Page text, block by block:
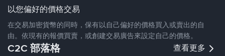
以您偏好的價格交易
在交易加密貨幣的同時，保有以自己偏好的價格買入或賣出的自
由。依現有的報價買賣，或創建交易廣告來設定自己的價格。
C2C 部落格 查看更多